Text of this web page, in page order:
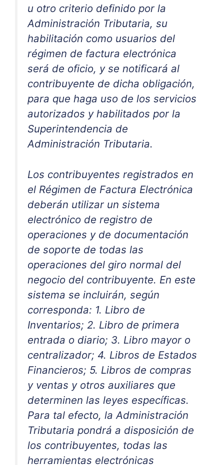
u otro criterio definido por la
Administración Tributaria, su
habilitación como usuarios del
régimen de factura electrónica
será de oficio, y se notificará al
contribuyente de dicha obligación,
para que haga uso de los servicios
autorizados y habilitados por la
Superintendencia de
Administración Tributaria.
Los contribuyentes registrados en
el Régimen de Factura Electrónica
deberán utilizar un sistema
electrónico de registro de
operaciones y de documentación
de soporte de todas las
operaciones del giro normal del
negocio del contribuyente. En este
sistema se incluirán, según
corresponda: 1. Libro de
Inventarios; 2. Libro de primera
entrada o diario; 3. Libro mayor o
centralizador; 4. Libros de Estados
Financieros; 5. Libros de compras
y ventas y otros auxiliares que
determinen las leyes específicas.
Para tal efecto, la Administración
Tributaria pondrá a disposición de
los contribuyentes, todas las
herramientas electrónicas